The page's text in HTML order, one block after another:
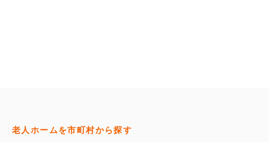
老人ホームを市町村から探す